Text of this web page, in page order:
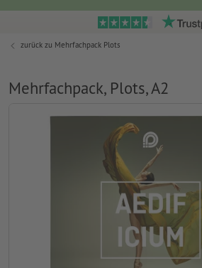
zurück zu Mehrfachpack Plots
Mehrfachpack, Plots, A2